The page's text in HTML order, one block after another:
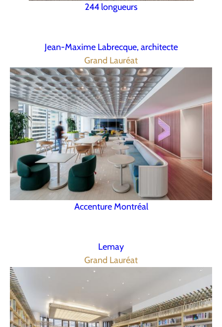
244 longueurs
Jean-Maxime Labrecque, architecte
Grand Lauréat
Accenture Montréal
Lemay
Grand Lauréat